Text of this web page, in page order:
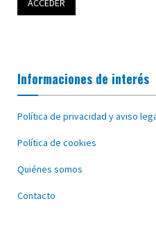
Informaciones de interés
Política de privacidad y aviso
Política de cookies
Quiénes somos
Contacto